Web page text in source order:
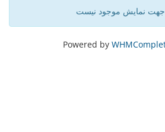
جهت نمایش موجود نیست
Powered by